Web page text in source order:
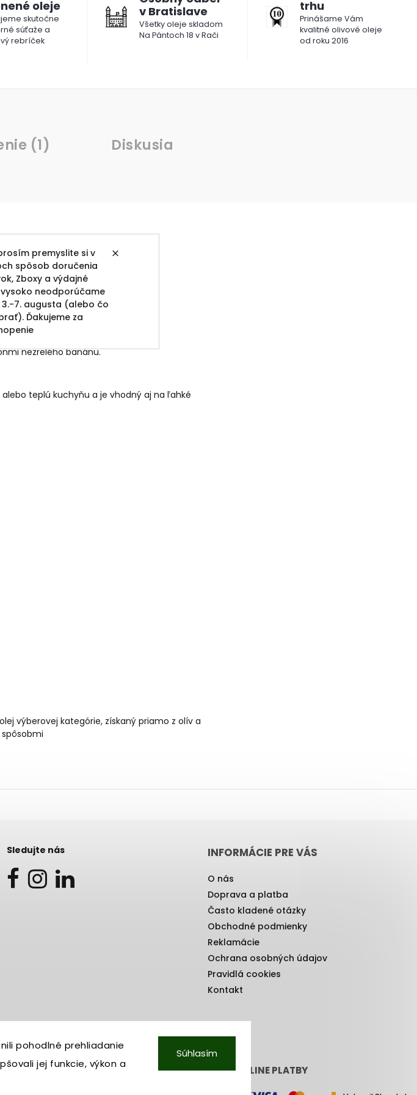
pohodlné prehliadanie
jej funkcie, výkon a
Súhlasím
premyslite si v
spôsob doručenia
Zboxy a výdajné
neodporúčame
7. augusta (alebo čo
Ďakujeme za
oleje
skutočne
súťaže a
rebríček
v Bratislave
Všetky oleje skladom
Na Pántoch 18 v Rači
trhu
Prinášame Vám
kvalitné olivové oleje
od roku 2016
(1) Diskusia
nezrelého banánu.
teplú kuchyňu a je vhodný aj na ľahké
výberovej kategórie, získaný priamo z olív a
Sledujte nás INFORMÁCIE PRE VÁS
O nás
Doprava a platba
Často kladené otázky
Obchodné podmienky
Reklamácie
Ochrana osobných údajov
Pravidlá cookies
Kontakt
PRIJÍMAME ONLINE PLATBY